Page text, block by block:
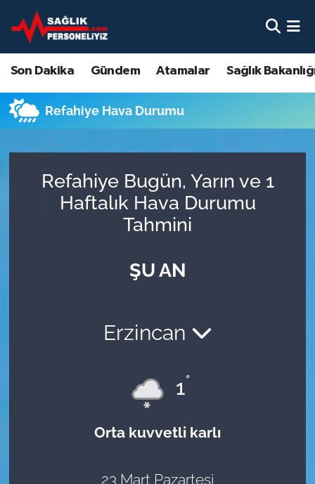
Son Dakika Gündem Atamalar Sağlık
Refahiye Hava Durumu
Refahiye Bugün, Yarın ve 1
Haftalık Hava Durumu
Tahmini
ŞU AN
Erzincan
1°
Orta kuvvetli karlı
23 Mart Pazartesi
Son Dakika
Gündem
Atamalar
Mevzuat
Sağlık Personeli Alımı
Nöbetçi Eczaneler
Hava Durumu
Namaz Vakitleri
Süper Lig Puan Durumu ve Fikstür
Son Dakika Haberleri